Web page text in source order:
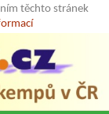
těchto stránek